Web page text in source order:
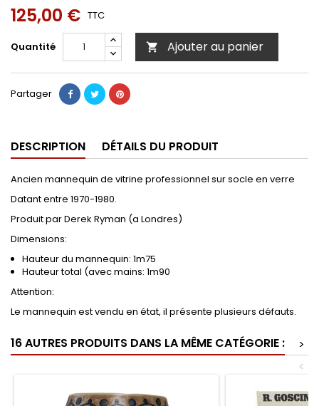
125,00 € TTC
Quantité  Ajouter au panier
Partager
DESCRIPTION DÉTAILS DU PRODUIT
Ancien mannequin de vitrine professionnel sur socle en verre
Datant entre 1970-1980.
Produit par Derek Ryman (a Londres)
Dimensions:
Hauteur du mannequin: 1m75
Hauteur total (avec mains: 1m90
Attention:
Le mannequin est vendu en état, il présente plusieurs défauts.
16 AUTRES PRODUITS DANS LA MÊME CATÉGORIE :
>
<